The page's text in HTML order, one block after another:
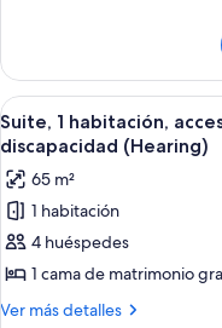
King
Bed)
1
habitación
(1
King
Abrir
todas
las
fotos
de
Suite,
1
habitación,
14
Suite, 1 habitación,
discapacidad (Hearing)
65 m²
1 habitación
4 huéspedes
1 cama de matrimonio
Ver más detalles
Más